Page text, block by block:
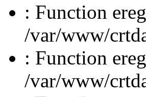
: Function
/var/www/
: Function
/var/www/